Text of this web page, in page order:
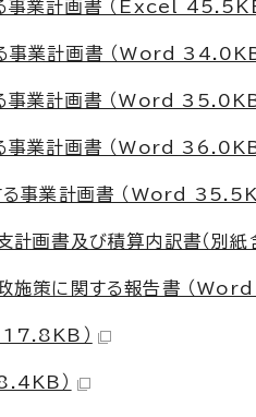
事業計画書 （Excel
事業計画書 （Word 34.0KB
事業計画書 （Word 35.0KB
事業計画書 （Word 36.0KB
る事業計画書 （Word
計画書及び積算内訳書（別
政施策に関する報告書 （
17.8KB）
）